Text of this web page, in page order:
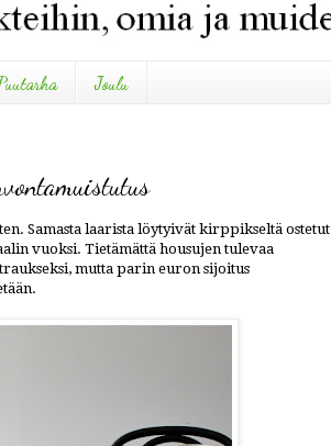
Joulu
Samasta laarista löytyivät kirppikseltä ostetut
vuoksi. Tietämättä housujen tulevaa
mutta parin euron sijoitus